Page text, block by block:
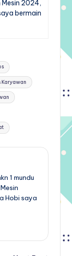
2024,
bermain
Karyawan
1 mundu
Hobi saya